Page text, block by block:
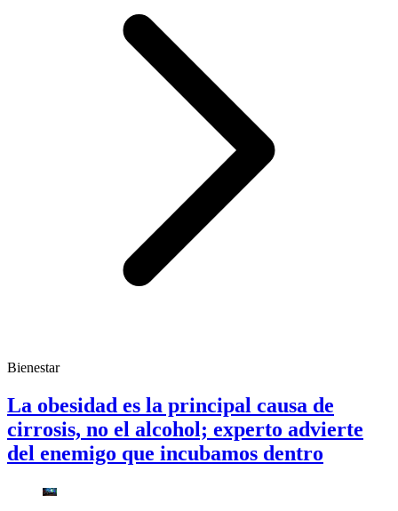
Bienestar
La obesidad es la principal causa de
cirrosis, no el alcohol; experto advierte
del enemigo que incubamos dentro